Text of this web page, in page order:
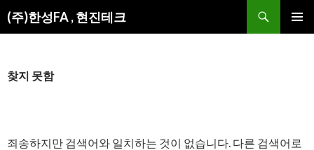
(주)한성FA , 현진테크
검
색
로
찾지 못함
죄송하지만 검색어와 일치하는 것이 없습니다. 다른 검색어로